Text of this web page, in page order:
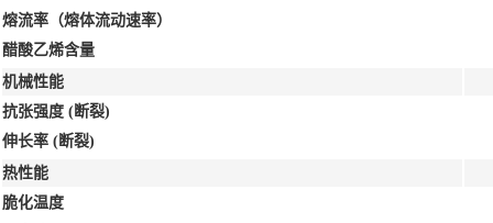
熔流率（熔体流动速率）
醋酸乙烯含量
机械性能
抗张强度 (断裂)
伸长率 (断裂)
热性能
脆化温度